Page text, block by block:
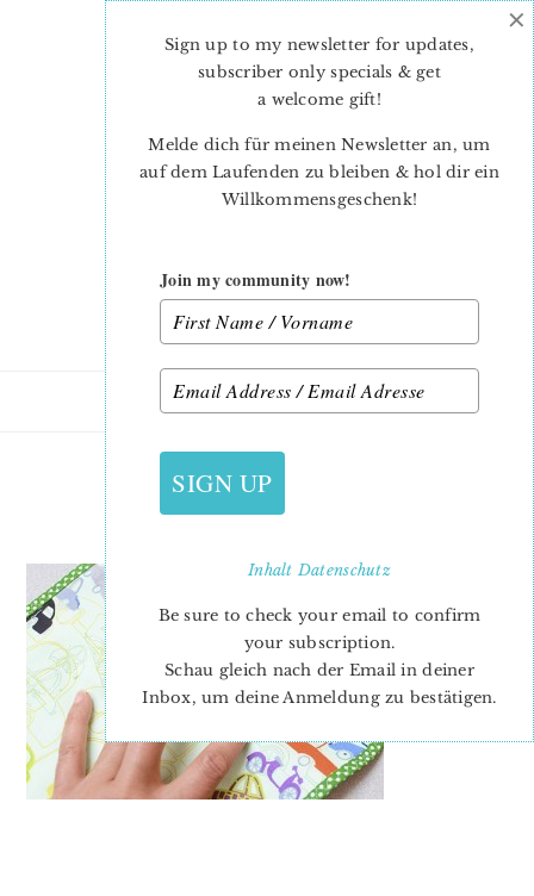
Sign up to my newsletter for updates,
subscriber only specials & get
a welcome gift!
Melde dich für meinen Newsletter an, um
auf dem Laufenden zu bleiben & hol dir ein
Willkommensgeschenk!
Join my community now!
SIGN UP
InhaltDatenschutz
Be sure to check your email to confirm
your subscription.
Schau gleich nach der Email in deiner
Inbox, um deine Anmeldung zu bestätigen.
×